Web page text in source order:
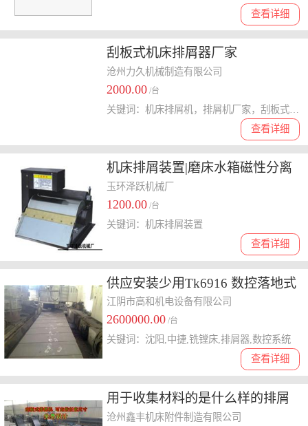
查看详细
刮板式机床排屑器厂家
沧州力久机械制造有限公司
2000.00 /台
查看详细
机床排屑装置|磨床水箱磁性分离
器设备有的卖
玉环泽跃机械厂
1200.00 /台
查看详细
关键词：机床排屑装置
供应安装少用Tk6916 数控落地式
铣镗床 中捷产 可试机
江阴市高和机电设备有限公司
2600000.00 /台
查看详细
关键词：沈阳,中捷,铣镗床,排屑器,数控系统
用于收集材料的是什么样的排屑
机 哪一种排泄机属于输送的
沧州鑫丰机床附件制造有限公司